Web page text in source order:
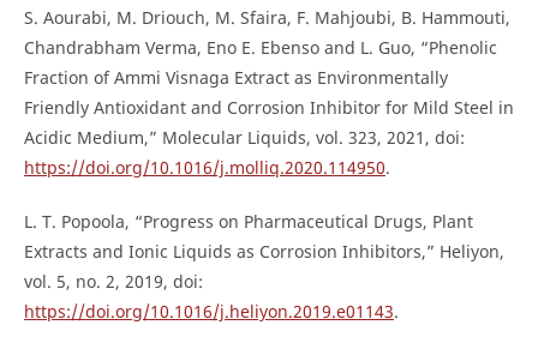
S. Aourabi, M. Driouch, M. Sfaira, F. Mahjoubi, B. Hammouti,
Chandrabham Verma, Eno E. Ebenso and L. Guo, “Phenolic
Fraction of Ammi Visnaga Extract as Environmentally
Friendly Antioxidant and Corrosion Inhibitor for Mild Steel in
Acidic Medium,” Molecular Liquids, vol. 323, 2021, doi:
https://doi.org/10.1016/j.molliq.2020.114950.
L. T. Popoola, “Progress on Pharmaceutical Drugs, Plant
Extracts and Ionic Liquids as Corrosion Inhibitors,” Heliyon,
vol. 5, no. 2, 2019, doi:
https://doi.org/10.1016/j.heliyon.2019.e01143.